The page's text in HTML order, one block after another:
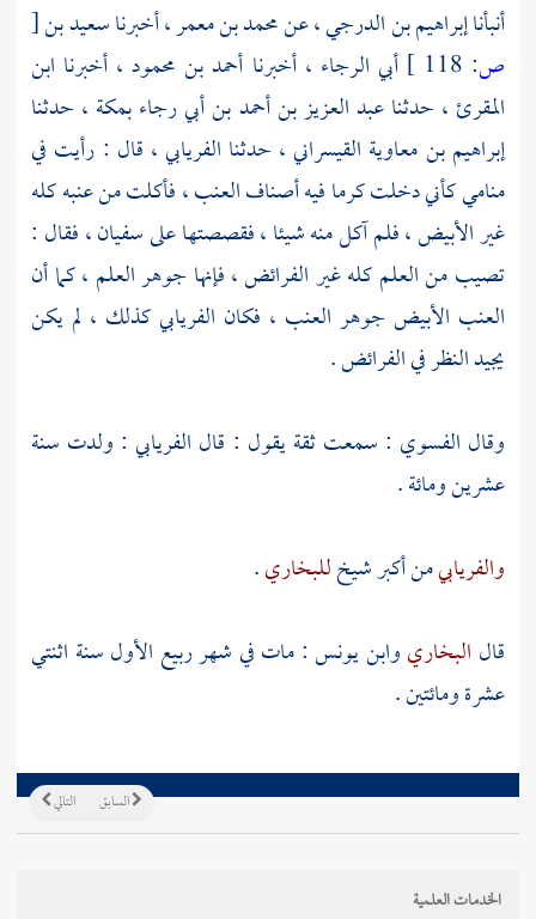
أنبأناإبراهيم بن الدرجي، عنمحمد بن معمر، أخبرناسعيد بن[
ص:
أبي الرجاء ، أخبرنا أحمد بن محمود ، أخبرنا ابن
المقرئ ، حدثناعبد العزيز بن أحمد بن أبي رجاءبمكة ، حدثنا
إبراهيم بن معاوية القيسراني، حدثنا الفريابي، قال : رأيت في
منامي كأني دخلت كرما فيه أصناف العنب ، فأكلت من عنبه كله
غير الأبيض ، فلم آكل منه شيئا ، فقصصتها علىسفيان، فقال :
تصيب من العلم كله غير الفرائض ، فإنها جوهر العلم ، كما أن
العنب الأبيض جوهر العنب ، فكان الفريابيكذلك ، لم يكن
يجيد النظر في الفرائض .
وقال الفسوي : سمعت ثقة يقول : قال الفريابي : ولدت سنة
عشرين ومائة .
والفريابيمن أكبر شيخللبخاري.
قال البخاريوابن يونس: مات في شهر ربيع الأول سنة اثنتي
عشرة ومائتين .
التالي السابق
الخدمات العلمية